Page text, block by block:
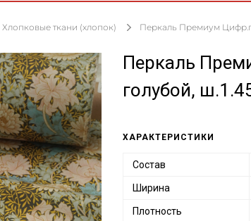
Хлопковые ткани (хлопок) Перкаль Премиум
Перкаль
голубой,
ХАРАКТЕРИСТИКИ
Состав
Ширина
Плотность